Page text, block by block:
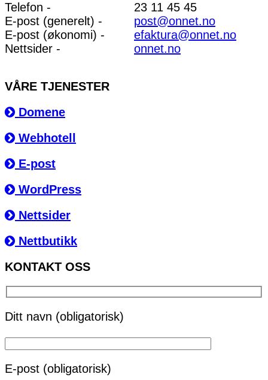
Telefon -
E-post (generelt) -
E-post (økonomi) -
Nettsider -
23 11 45 45
post@onnet.no
efaktura@onnet.no
onnet.no
VÅRE TJENESTER
Domene
Webhotell
E-post
WordPress
Nettsider
Nettbutikk
KONTAKT OSS
Ditt navn (obligatorisk)
E-post (obligatorisk)